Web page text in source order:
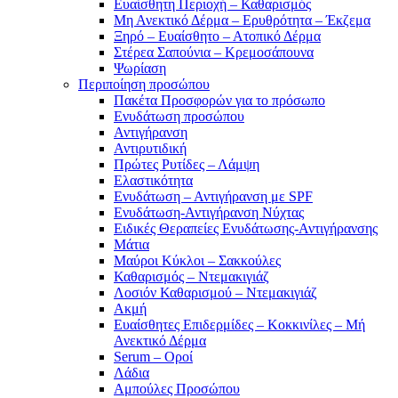
Ευαίσθητη Περιοχή – Καθαρισμός
Μη Ανεκτικό Δέρμα – Ερυθρότητα – Έκζεμα
Ξηρό – Ευαίσθητο – Ατοπικό Δέρμα
Στέρεα Σαπούνια – Κρεμοσάπουνα
Ψωρίαση
Περιποίηση προσώπου
Πακέτα Προσφορών για το πρόσωπο
Ενυδάτωση προσώπου
Αντιγήρανση
Αντιρυτιδική
Πρώτες Ρυτίδες – Λάμψη
Ελαστικότητα
Ενυδάτωση – Αντιγήρανση με SPF
Ενυδάτωση-Αντιγήρανση Νύχτας
Ειδικές Θεραπείες Ενυδάτωσης-Αντιγήρανσης
Μάτια
Μαύροι Κύκλοι – Σακκούλες
Καθαρισμός – Ντεμακιγιάζ
Λοσιόν Καθαρισμού – Ντεμακιγιάζ
Ακμή
Ευαίσθητες Επιδερμίδες – Κοκκινίλες – Μή
Ανεκτικό Δέρμα
Serum – Οροί
Λάδια
Αμπούλες Προσώπου